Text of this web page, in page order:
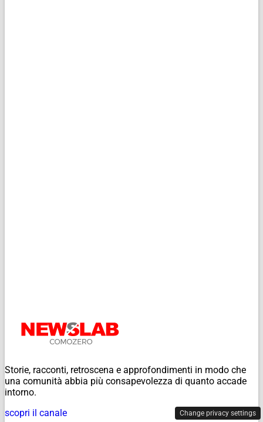
Storie, racconti, retroscena e approfondimenti in modo che
una comunità abbia più consapevolezza di quanto accade
intorno.
scopri il canale
Change privacy settings